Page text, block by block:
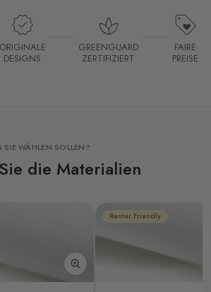
ORIGINALE
DESIGNS
GREENGUARD
ZERTIFIZIERT
FAIRE
PREISE
SIE WÄHLEN SOLLEN?
die Materialien
Renter Friendly